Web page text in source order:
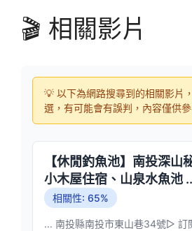
🎬 相關影片
💡 以下為網路搜尋到的相關影片
選，有可能會有誤判，內容僅供參
【休閒釣魚池】南投深山
小木屋住宿、山泉水魚池
相關性: 65%
... 南投縣南投市東山巷34號▻ 訂